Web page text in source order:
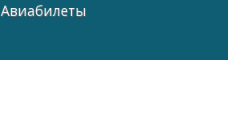
Авиабилеты